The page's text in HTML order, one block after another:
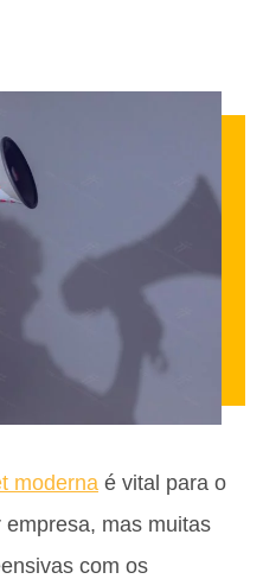
moderna é vital para o
mas muitas
com os